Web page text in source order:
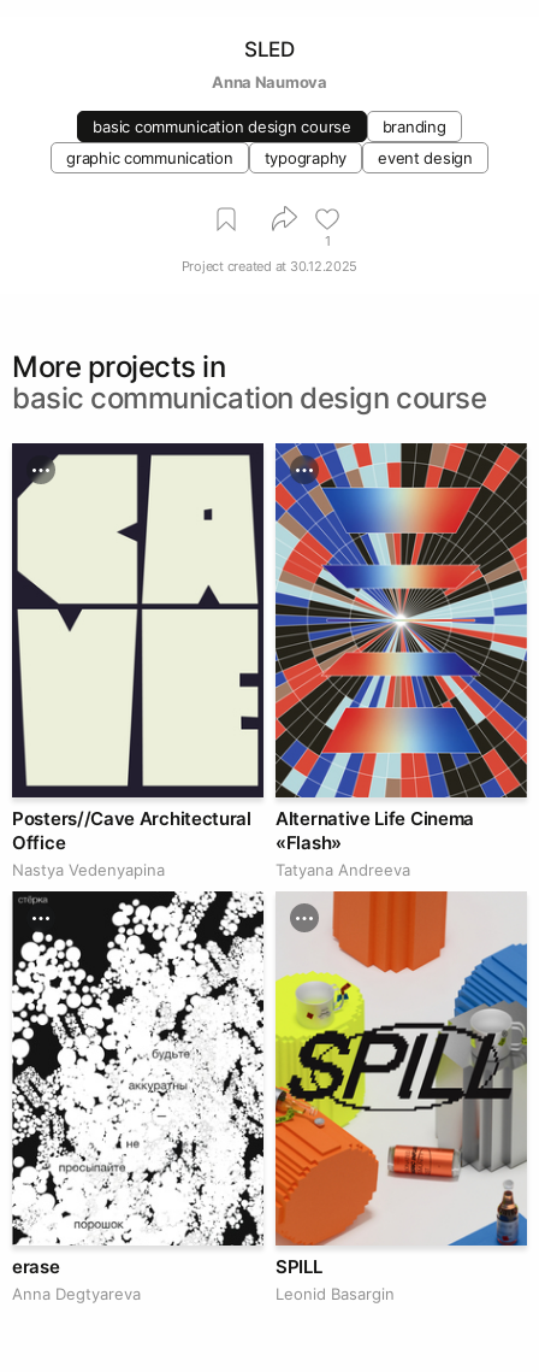
SLED
Anna Naumova
basic communication design course
branding
graphic communication
typography event design
1
Project created at 30.12.2025
More projects in
basic communication design course
Posters//Cave Architectural
Office
Nastya Vedenyapina
Alternative Life Cinema
«Flash»
Tatyana Andreeva
erase
Anna Degtyareva
SPILL
Leonid Basargin